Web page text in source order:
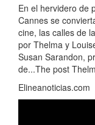
En el hervidero de
Cannes se
cine, las calles de
por Thelma y
Susan Sarandon,
de...The post
Elineanoticias.com